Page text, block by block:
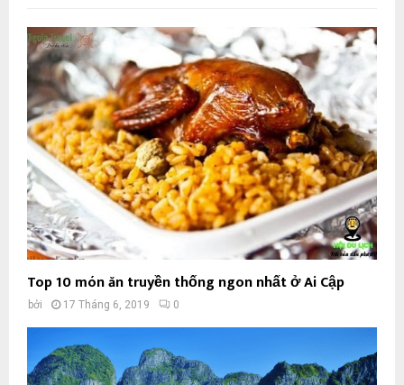
Top 10 món ăn truyền thống ngon nhất ở Ai Cập
bởi 17 Tháng 6, 2019 0